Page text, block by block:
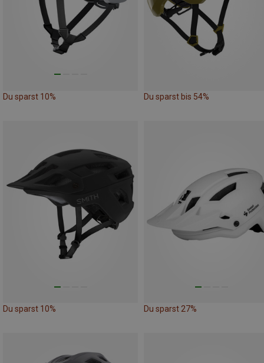
Du sparst 10% Du sparst bis 54%
Du sparst 10% Du sparst 27%